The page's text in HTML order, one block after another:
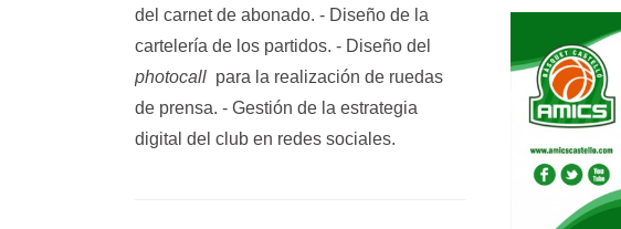
del carnet de abonado. - Diseño de la
cartelería de los partidos. - Diseño del
photocall para la realización de ruedas
de prensa. - Gestión de la estrategia
digital del club en redes sociales.